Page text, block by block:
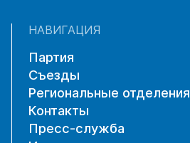
НАВИГАЦИЯ
Партия
Съезды
Региональные отделения
Контакты
Пресс-служба